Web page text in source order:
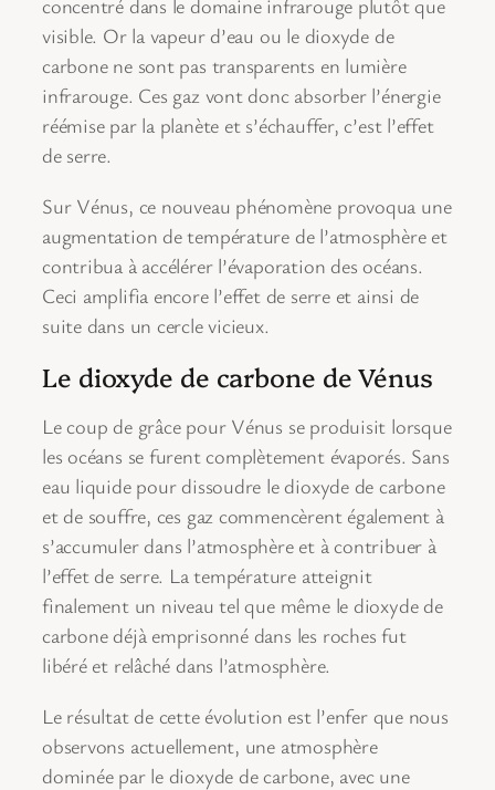
concentré dans le domaine infrarouge plutôt que
visible. Or la vapeur d’eau ou le dioxyde de
carbone ne sont pas transparents en lumière
infrarouge. Ces gaz vont donc absorber l’énergie
réémise par la planète et s’échauffer, c’est l’effet
de serre.
Sur Vénus, ce nouveau phénomène provoqua une
augmentation de température de l’atmosphère et
contribua à accélérer l’évaporation des océans.
Ceci amplifia encore l’effet de serre et ainsi de
suite dans un cercle vicieux.
Le dioxyde de carbone de Vénus
Le coup de grâce pour Vénus se produisit lorsque
les océans se furent complètement évaporés. Sans
eau liquide pour dissoudre le dioxyde de carbone
et de souffre, ces gaz commencèrent également à
s’accumuler dans l’atmosphère et à contribuer à
l’effet de serre. La température atteignit
finalement un niveau tel que même le dioxyde de
carbone déjà emprisonné dans les roches fut
libéré et relâché dans l’atmosphère.
Le résultat de cette évolution est l’enfer que nous
observons actuellement, une atmosphère
dominée par le dioxyde de carbone, avec une